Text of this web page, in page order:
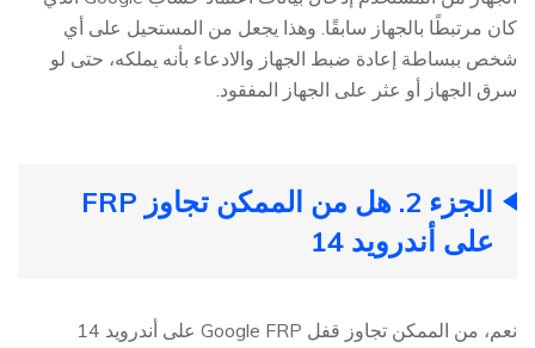
كان مرتبطًا بالجهاز سابقًا. وهذا يجعل من المستحيل على أي
شخص ببساطة إعادة ضبط الجهاز والادعاء بأنه يملكه، حتى لو
سرق الجهاز أو عثر على الجهاز المفقود.
الجزء 2. هل من الممكن تجاوز FRP
على أندرويد 14
نعم، من الممكن تجاوز قفل Google FRP على أندرويد 14